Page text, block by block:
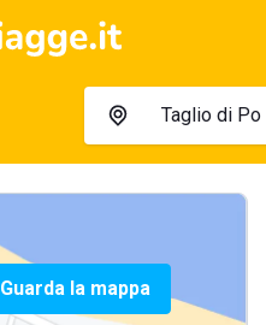
Guarda la mappa